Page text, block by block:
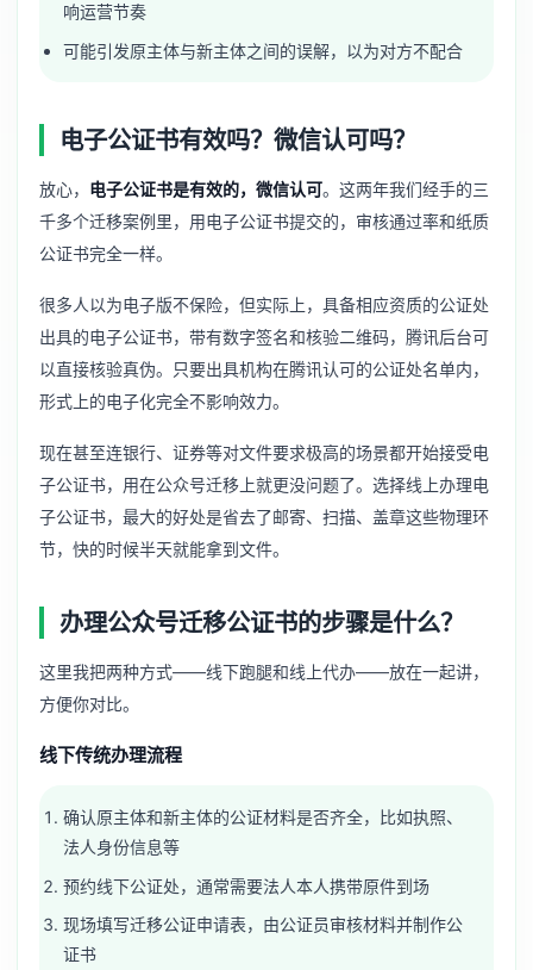
响运营节奏
可能引发原主体与新主体之间的误解，以为对方不配合
电子公证书有效吗？微信认可吗？
放心， 电子公证书是有效的，微信认可。这两年我们经手的三
千多个迁移案例里，用电子公证书提交的，审核通过率和纸质
公证书完全一样。
很多人以为电子版不保险，但实际上，具备相应资质的公证处
出具的电子公证书，带有数字签名和核验二维码，腾讯后台可
以直接核验真伪。只要出具机构在腾讯认可的公证处名单内，
形式上的电子化完全不影响效力。
现在甚至连银行、证券等对文件要求极高的场景都开始接受电
子公证书，用在公众号迁移上就更没问题了。选择线上办理电
子公证书，最大的好处是省去了邮寄、扫描、盖章这些物理环
节，快的时候半天就能拿到文件。
办理公众号迁移公证书的步骤是什么？
这里我把两种方式——线下跑腿和线上代办——放在一起讲，
方便你对比。
线下传统办理流程
确认原主体和新主体的公证材料是否齐全，比如执照、
法人身份信息等
预约线下公证处，通常需要法人本人携带原件到场
现场填写迁移公证申请表，由公证员审核材料并制作公
证书